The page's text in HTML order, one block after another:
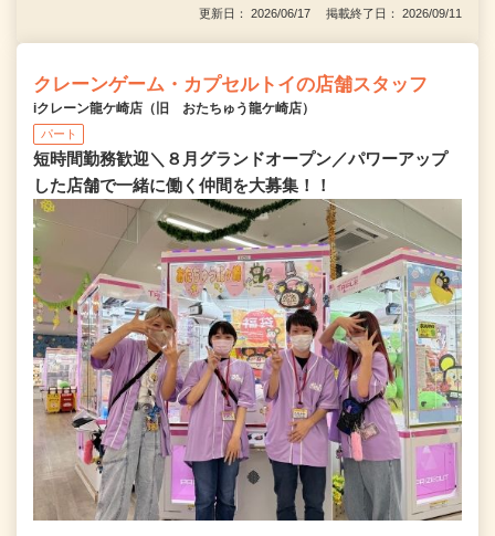
更新日： 2026/06/17 掲載終了日： 2026/09/11
クレーンゲーム・カプセルトイの店舗スタッフ
iクレーン龍ケ崎店（旧 おたちゅう龍ケ崎店）
パート
短時間勤務歓迎＼８月グランドオープン／パワーアップ
した店舗で一緒に働く仲間を大募集！！